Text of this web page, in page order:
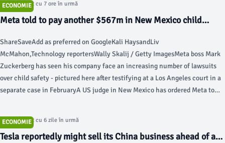
ECONOMIE
Articol postat cu 7 ore în urmă
Meta told to pay another $567m in New Mexico child
ShareSaveAdd as preferred on GoogleKali HaysandLiv
McMahon,Technology reportersWally Skalij / Getty ImagesMeta boss Mark
Zuckerberg has seen his company face an increasing number of lawsuits
over child safety - pictured here after testifying at a Los Angeles court in a
separate case in FebruaryA US judge in New Mexico has ordered Meta to
the company over child safety. Judge Bryan Biedscheid said the social
media giant is a "public nuisance" akin to air pollution and that it must put
ECONOMIE
Articol postat cu 6 zile în urmă
Tesla reportedly might sell its China business ahead of a